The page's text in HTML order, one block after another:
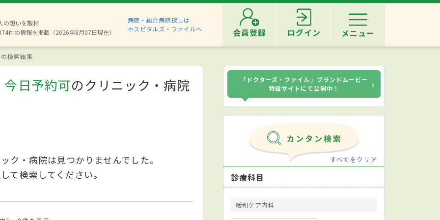
の想いを取材
件の情報を掲載（2026年8月07日現在）
病院・総合病院探しは
ホスピタルズ・ファイルへ
会員登録 ログイン メニュー
検索結果
日予約可のクリニック・病院
ク・病院は見つかりませんでした。
て検索してください。
「ドクターズ・ファイル」ブランドムービー
特設サイトにて公開中！
›
すべてをクリア
診療科目
緩和ケア内科